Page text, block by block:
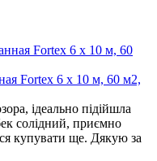
Fortex 6 x 10 м, 60 м2,
ідеально підійшла
солідний, приємно
купувати ще. Дякую за